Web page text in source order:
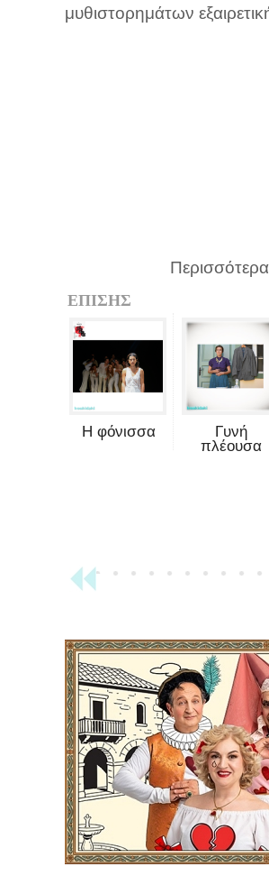
μυθιστορημάτων
ΕΠΙΣΗΣ
Η φόνισσα
Γυνή
πλέουσα